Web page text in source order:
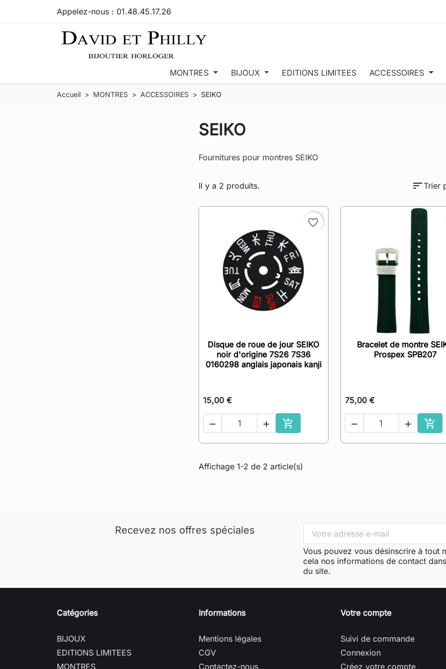
Appelez-nous : 01.48.45.17.26
MONTRES BIJOUX EDITIONS LIMITEES ACCESSOIRES
Accueil MONTRES ACCESSOIRES SEIKO
SEIKO
Fournitures pour montres SEIKO
Il y a 2 produits. sortTrier
favorite_border
 Aperçu rapide
Disque de roue de jour SEIKO
noir d'origine 7S26 7S36
0160298 anglais japonais kanji
15,00 €
  
Ajouter au panier
 Aperçu rapide
Bracelet de montre
Prospex SPB207
75,00 €
  
Affichage 1-2 de 2 article(s)
Recevez nos offres spéciales
Vous pouvez vous désinscrire à tout
cela nos informations de contact
du site.
Catégories
BIJOUX
EDITIONS LIMITEES
MONTRES
Informations
Mentions légales
CGV
Contactez-nous
Votre compte
Suivi de commande
Connexion
Créez votre compte